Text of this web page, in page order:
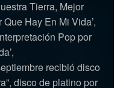
Tierra, Mejor
Hay En Mi Vida’,
Pop por
recibió disco
disco de platino por